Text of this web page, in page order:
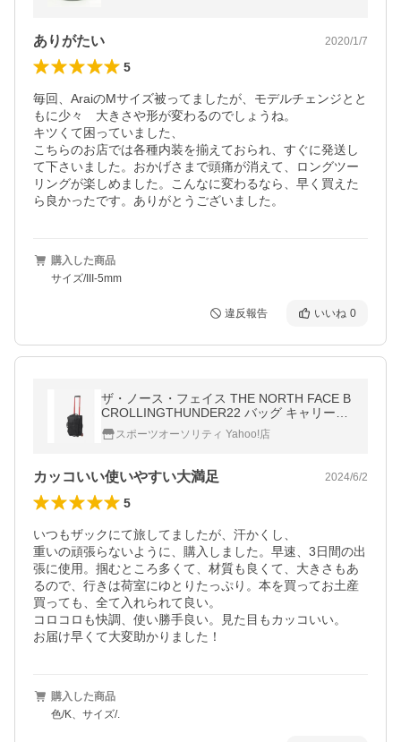
ありがたい 2020/1/7
5
毎回、AraiのMサイズ被ってましたが、モデルチェンジとと
もに少々　大きさや形が変わるのでしょうね。
キツくて困っていました、
こちらのお店では各種内装を揃えておられ、すぐに発送し
て下さいました。おかげさまで頭痛が消えて、ロングツー
リングが楽しめました。こんなに変わるなら、早く買えた
ら良かったです。ありがとうございました。
購入した商品
サイズ/III-5mm
違反報告 いいね 0
ザ・ノース・フェイス THE NORTH FACE B
CROLLINGTHUNDER22 バッグ キャリーバ
ッグスポーツオーソリティ Yahoo!店
カッコいい使いやすい大満足 2024/6/2
5
いつもザックにて旅してましたが、汗かくし、
重いの頑張らないように、購入しました。早速、3日間の出
張に使用。掴むところ多くて、材質も良くて、大きさもあ
るので、行きは荷室にゆとりたっぷり。本を買ってお土産
買っても、全て入れられて良い。
コロコロも快調、使い勝手良い。見た目もカッコいい。
お届け早くて大変助かりました！
購入した商品
色/K、サイズ/.